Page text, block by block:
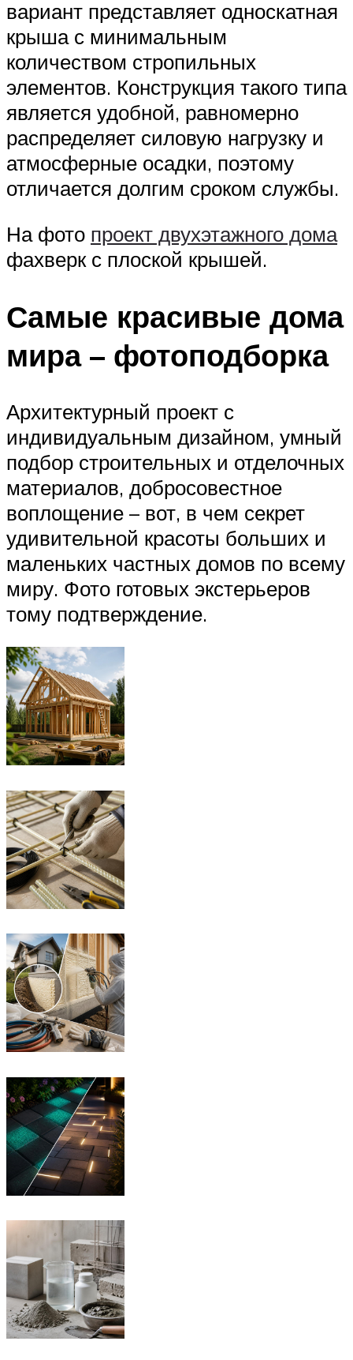
вариант представляет односкатная
крыша с минимальным
количеством стропильных
элементов. Конструкция такого типа
является удобной, равномерно
распределяет силовую нагрузку и
атмосферные осадки, поэтому
отличается долгим сроком службы.
На фото проект двухэтажного дома
фахверк с плоской крышей.
Самые красивые дома
мира – фотоподборка
Архитектурный проект с
индивидуальным дизайном, умный
подбор строительных и отделочных
материалов, добросовестное
воплощение – вот, в чем секрет
удивительной красоты больших и
маленьких частных домов по всему
миру. Фото готовых экстерьеров
тому подтверждение.